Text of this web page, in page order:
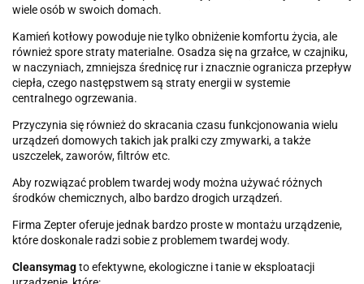
wiele osób w swoich domach.
Kamień kotłowy powoduje nie tylko obniżenie komfortu życia, ale
również spore straty materialne. Osadza się na grzałce, w czajniku,
w naczyniach, zmniejsza średnicę rur i znacznie ogranicza przepływ
ciepła, czego następstwem są straty energii w systemie
centralnego ogrzewania.
Przyczynia się również do skracania czasu funkcjonowania wielu
urządzeń domowych takich jak pralki czy zmywarki, a także
uszczelek, zaworów, filtrów etc.
Aby rozwiązać problem twardej wody można używać różnych
środków chemicznych, albo bardzo drogich urządzeń.
Firma Zepter oferuje jednak bardzo proste w montażu urządzenie,
które doskonale radzi sobie z problemem twardej wody.
Cleansymagto efektywne, ekologiczne i tanie w eksploatacji